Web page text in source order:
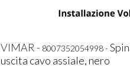
VIMAR - 8007352054998 -
uscita cavo assiale, nero